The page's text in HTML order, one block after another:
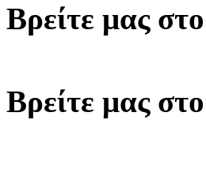
Βρείτε μας
Βρείτε μας